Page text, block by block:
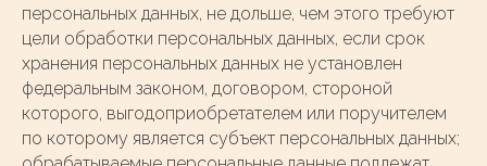
персональных данных, не дольше, чем этого требуют
цели обработки персональных данных, если срок
хранения персональных данных не установлен
федеральным законом, договором, стороной
которого, выгодоприобретателем или поручителем
по которому является субъект персональных данных;